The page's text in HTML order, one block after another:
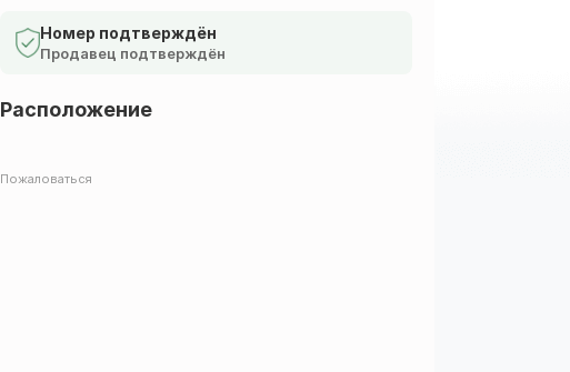
Номер подтверждён
Продавец подтверждён
Расположение
Пожаловаться